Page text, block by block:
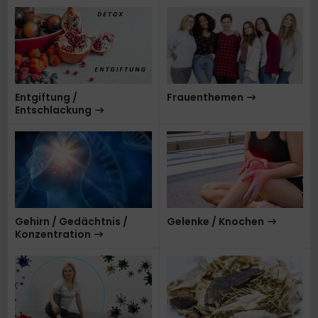
Entgiftung /
Entschlackung
Frauenthemen
Gehirn / Gedächtnis /
Konzentration
Gelenke / Knochen